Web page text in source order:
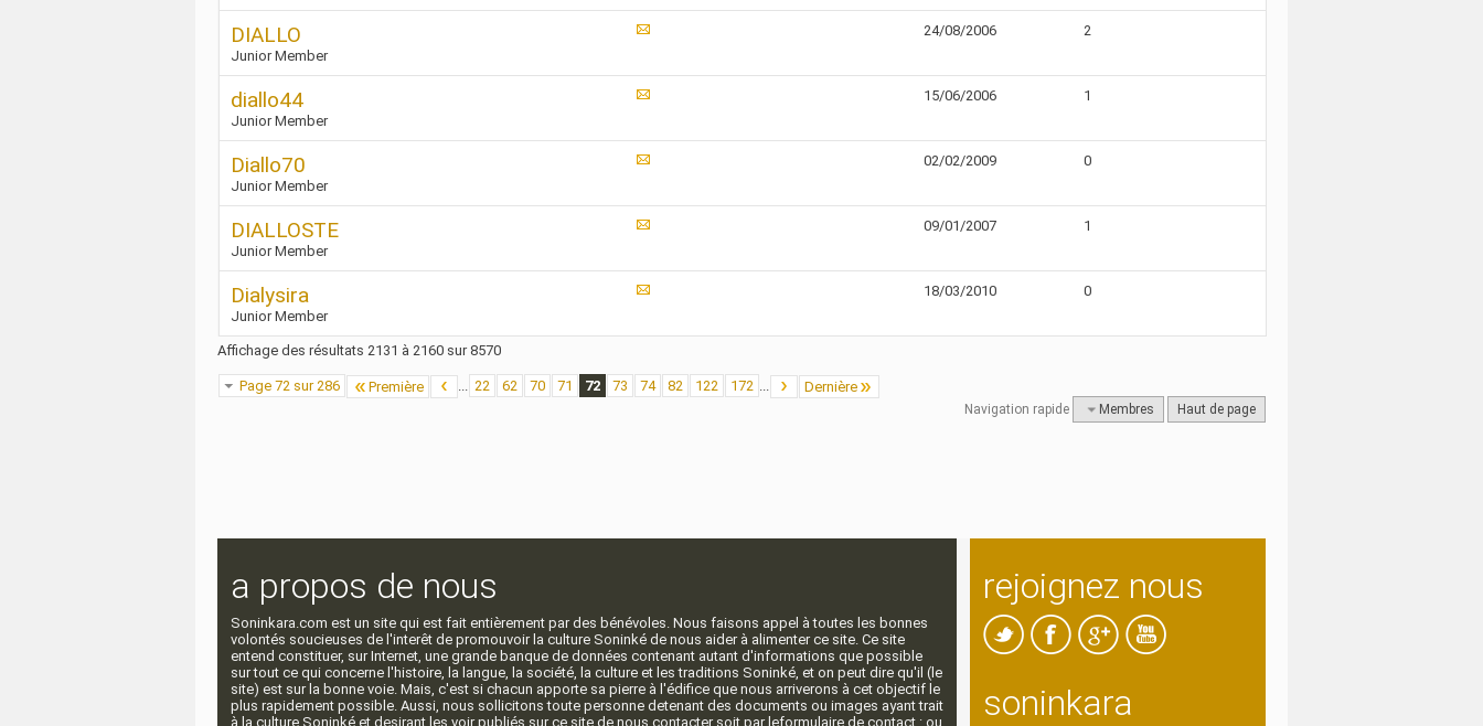
DIALLO
Junior Member
24/08/2006 2
diallo44
Junior Member
15/06/2006 1
Diallo70
Junior Member
02/02/2009 0
DIALLOSTE
Junior Member
09/01/2007 1
Dialysira
Junior Member
18/03/2010 0
Affichage des résultats 2131 à 2160 sur 8570
Page 72 sur 286 Première ... 22 62 70 71 72 73 74 82 122 172 ... Dernière
Navigation rapide Membres Haut de page
a propos de nous
Soninkara.com est un site qui est fait entièrement par des bénévoles. Nous faisons appel à toutes les bonnes
volontés soucieuses de l'interêt de promouvoir la culture Soninké de nous aider à alimenter ce site. Ce site
entend constituer, sur Internet, une grande banque de données contenant autant d'informations que possible
sur tout ce qui concerne l'histoire, la langue, la société, la culture et les traditions Soninké, et on peut dire qu'il (le
site) est sur la bonne voie. Mais, c'est si chacun apporte sa pierre à l'édifice que nous arriverons à cet objectif le
plus rapidement possible. Aussi, nous sollicitons toute personne detenant des documents ou images ayant trait
à la culture Soninké et desirant les voir publiés sur ce site de nous contacter soit par leformulaire de contact : ou
rejoignez nous
soninkara